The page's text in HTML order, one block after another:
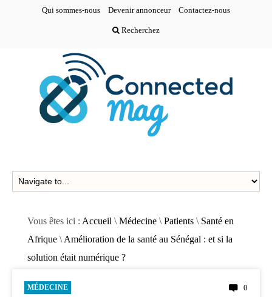
Qui sommes-nous Devenir annonceur Contactez-nous
Recherchez
Vous êtes ici : Accueil \ Médecine \ Patients \ Santé en
Afrique \ Amélioration de la santé au Sénégal : et si la
solution était numérique ?
MÉDECINE 0